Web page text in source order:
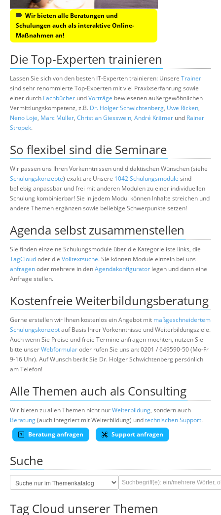
Wir bieten alle Beratungen und
Schulungen auch als interaktive Online-
Maßnahmen an!
Die Top-Experten trainieren
Lassen Sie sich von den besten IT-Experten trainieren: Unsere Trainer
sind sehr renommierte Top-Experten mit viel Praxixserfahrung sowie
einer durch Fachbücher undVorträge bewiesenen außergewöhnlichen
Vermittlungskompetenz, z.B. Dr. Holger Schwichtenberg, Uwe Ricken,
Neno Loje, Marc Müller, Christian Giesswein, André Krämer und Rainer
Stropek.
So flexibel sind die Seminare
Wir passen uns Ihren Vorkenntnissen und didaktischen Wünschen (siehe
Schulungskonzepte) exakt an: Unsere 1042 Schulungsmodule sind
beliebig anpassbar und frei mit anderen Modulen zu einer individuellen
Schulung kombinierbar! Sie in jedem Modul können Inhalte streichen und
andere Themen ergänzen sowie beliebige Schwerpunkte setzen!
Agenda selbst zusammenstellen
Sie finden einzelne Schulungsmodule über die Kategorieliste links, die
TagCloudoder die Volltextsuche. Sie können Module einzeln bei uns
anfragenoder mehrere in denAgendakonfigurator legen und dann eine
Anfrage stellen.
Kostenfreie Weiterbildungsberatung
Gerne erstellen wir Ihnen kostenlos ein Angebot mit maßgeschneidertem
Schulungskonzeptauf Basis Ihrer Vorkenntnisse und Weiterbildungsziele.
Auch wenn Sie Preise und freie Termine anfragen möchten, nutzen Sie
bitte unserWebformularoder rufen Sie uns an: 0201 / 649590-50 (Mo-Fr
9-16 Uhr). Auf Wunsch berät Sie Dr. Holger Schwichtenberg persönlich
am Telefon!
Alle Themen auch als Consulting
Wir bieten zu allen Themen nicht nurWeiterbildung, sondern auch
Beratung(auch integriert mit Weiterbildung) undtechnischen Support.
Beratung anfragen
Support anfragen
Suche
Tag Cloud unserer Themen